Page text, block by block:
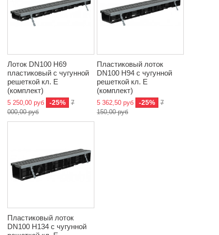
Лоток DN100 H69
пластиковый с чугунной
решеткой кл. Е
(комплект)
5 250,00 руб -25%
7
000,00 руб
Пластиковый лоток
DN100 H94 с чугунной
решеткой кл. Е
(комплект)
5 362,50 руб -25%
7
150,00 руб
Пластиковый лоток
DN100 H134 с чугунной